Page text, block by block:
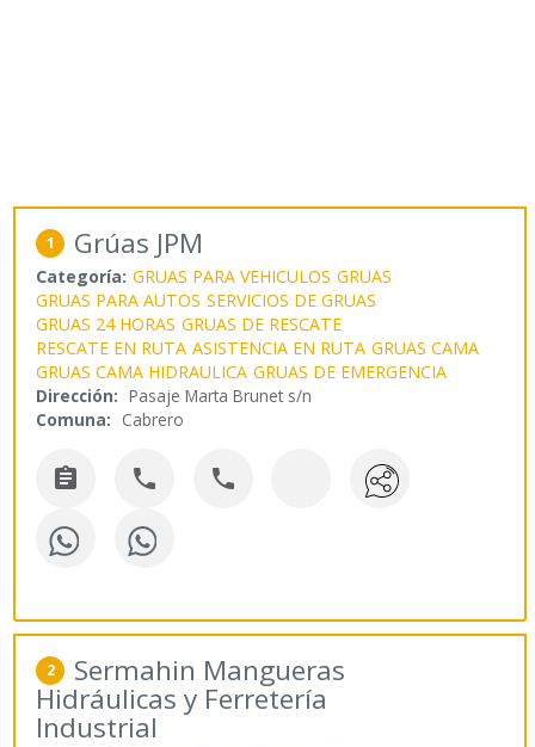
1 Grúas JPM
Categoría: GRUAS PARA VEHICULOS GRUAS
GRUAS PARA AUTOS SERVICIOS DE GRUAS
GRUAS 24 HORAS GRUAS DE RESCATE
RESCATE EN RUTA ASISTENCIA EN RUTA GRUAS CAMA
GRUAS CAMA HIDRAULICA GRUAS DE EMERGENCIA
Dirección: Pasaje Marta Brunet s/n
Comuna: Cabrero
  
2 Sermahin Mangueras
Hidráulicas y Ferretería
Industrial